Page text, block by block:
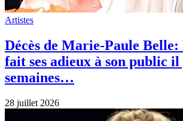
Artistes
Décès de Marie-Paule
fait ses adieux à son public il
semaines…
28 juillet 2026